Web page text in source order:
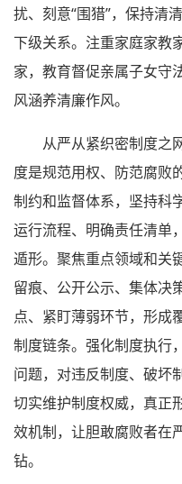
扰、刻意“围猎”，保持清
下级关系。注重家庭家教
家，教育督促亲属子女守
风涵养清廉作风。
从严从紧织密制度之
度是规范用权、防范腐败
制约和监督体系，坚持科
运行流程、明确责任清单
遁形。聚焦重点领域和关
留痕、公开公示、集体决
点、紧盯薄弱环节，形成
制度链条。强化制度执行
问题，对违反制度、破坏
切实维护制度权威，真正
效机制，让胆敢腐败者在
钻。